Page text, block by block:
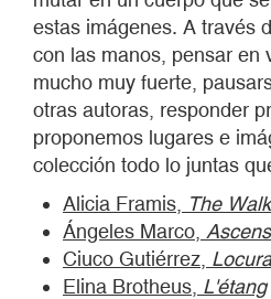
estas imágenes. A través
con las manos, pensar en
mucho muy fuerte,
otras autoras, responder
proponemos lugares e
colección todo lo juntas
Alicia Framis,
The
Ángeles Marco,
Ciuco Gutiérrez,
Elina Brotheus, L'étang